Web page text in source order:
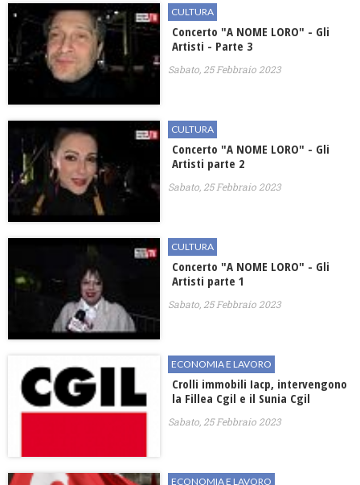
CULTURA
Concerto "A NOME LORO" - Gli
Artisti - Parte 3
Sabato, 25 Febbraio 2023
CULTURA
Concerto "A NOME LORO" - Gli
Artisti parte 2
Sabato, 25 Febbraio 2023
CULTURA
Concerto "A NOME LORO" - Gli
Artisti parte 1
Sabato, 25 Febbraio 2023
ECONOMIA E LAVORO
Crolli immobili Iacp, intervengono
la Fillea Cgil e il Sunia Cgil
Sabato, 25 Febbraio 2023
ECONOMIA E LAVORO